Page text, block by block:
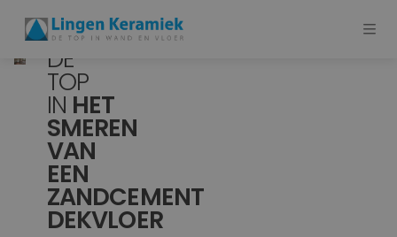
BADKAMERTEGELS
VLOERTEGELS
MEER PRODUCTEN
DE
TOP
IN HET
SMEREN
VAN
EEN
ZANDCEMENT
DEKVLOER